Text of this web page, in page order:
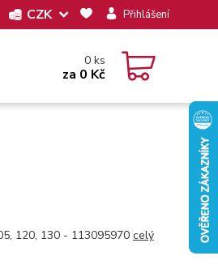
CZK Přihlášení
0 ks
za 0 Kč
120, 130 - 113095970 celý